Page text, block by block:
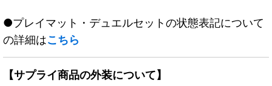
●プレイマット・デュエルセットの状態表記について
の詳細はこちら
【サプライ商品の外装について】